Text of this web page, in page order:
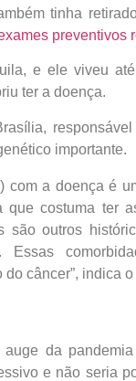
tinha
preventivos
e ele viveu
ter a doença.
importante.
com a doença é
costuma ter
são outros
Essas
câncer”, indica
da
e não seria